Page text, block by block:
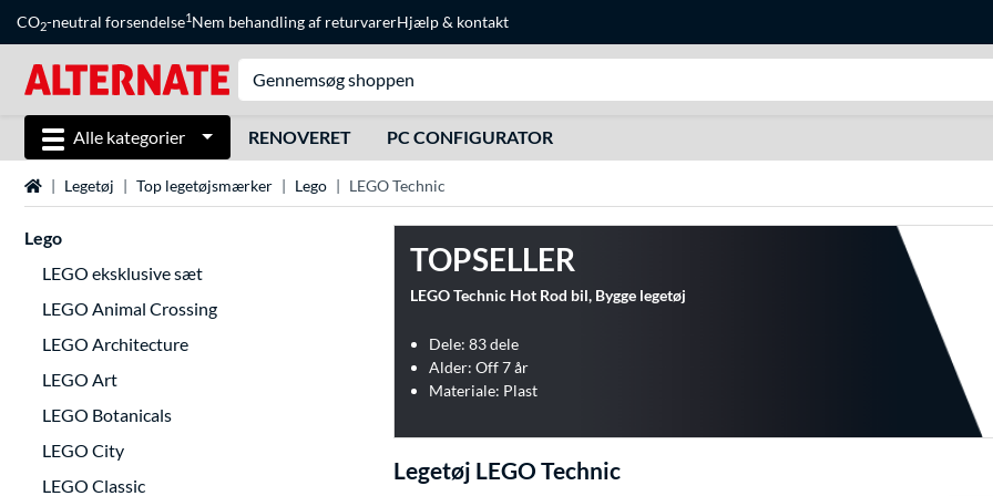
CO2-neutral forsendelse1Nem behandling af returvarerHjælp& kontakt
Alle kategorier RENOVERET PC CONFIGURATOR
StartsideLegetøj Top legetøjsmærker Lego LEGO Technic
Lego
LEGO eksklusive sæt
LEGO Animal Crossing
LEGO Architecture
LEGO Art
LEGO Botanicals
LEGO City
LEGO Classic
TOPSELLER
LEGO Technic Hot Rod bil, Bygge legetøj
Dele: 83 dele
Alder: Off 7 år
Materiale: Plast
Legetøj LEGO Technic